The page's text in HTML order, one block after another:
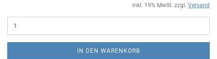
inkl. 19% MwSt. zzgl. Versand
IN DEN WARENKORB